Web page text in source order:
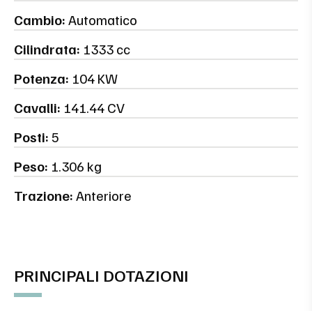
Cambio:Automatico
Cilindrata: 1333 cc
Potenza: 104 KW
Cavalli: 141.44 CV
Posti:5
Peso: 1.306 kg
Trazione:Anteriore
PRINCIPALI DOTAZIONI